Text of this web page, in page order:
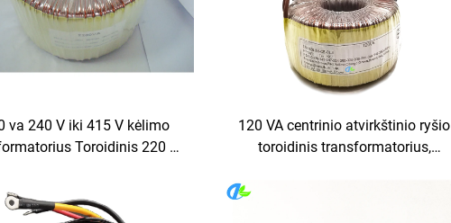
va 240 V iki 415 V kėlimo
Toroidinis 220 V
transformatorius 2,2
kva 440 V 220 V
120 VA centrinio atvirkštinio ryšio
toroidinis transformatorius,
6 V, 10 A išvestis, 380 V ir 36 V